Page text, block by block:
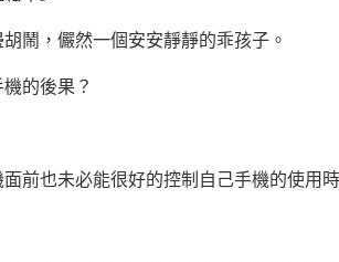
，儼然一個安安靜靜的乖孩子。
的後果？
也未必能很好的控制自己手機的使用時